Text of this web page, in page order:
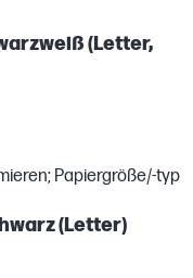
(Letter,
Papiergröße/-typ
(Letter)